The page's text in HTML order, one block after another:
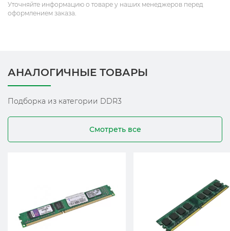
Уточняйте информацию о товаре у наших менеджеров перед
оформлением заказа.
АНАЛОГИЧНЫЕ ТОВАРЫ
Подборка из категории DDR3
Смотреть все